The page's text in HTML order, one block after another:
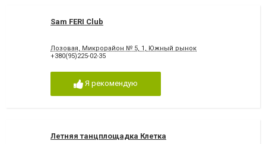
Sam FERI Club
Лозовая, Микрорайон № 5, 1, Южный рынок
+380(95)225-02-35
Я рекомендую
Летняя танцплощадка Клетка